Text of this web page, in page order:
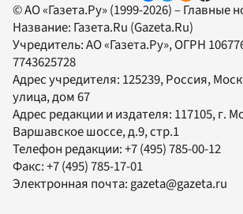
© АО «Газета.Ру» (1999-2026) – Главные
Название: Газета.Ru (Gazeta.Ru)
Учредитель:АО «Газета.Ру», ОГРН
7743625728
Адрес учредителя: 125239, Россия,
улица, дом 67
Адрес редакции и издателя: 117105, г.
Варшавское шоссе, д.9, стр.1
Телефон редакции:+7 (495) 785-00-12
Факс:+7 (495) 785-17-01
Электронная почта:gazeta@gazeta.ru